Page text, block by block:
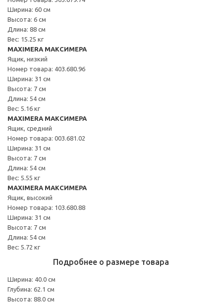
Ширина: 60 см
Высота: 6 см
Длина: 88 см
Вес: 15.25 кг
MAXIMERA МАКСИМЕРА
Ящик, низкий
Номер товара: 403.680.96
Ширина: 31 см
Высота: 7 см
Длина: 54 см
Вес: 5.16 кг
MAXIMERA МАКСИМЕРА
Ящик, средний
Номер товара: 003.681.02
Ширина: 31 см
Высота: 7 см
Длина: 54 см
Вес: 5.55 кг
MAXIMERA МАКСИМЕРА
Ящик, высокий
Номер товара: 103.680.88
Ширина: 31 см
Высота: 7 см
Длина: 54 см
Вес: 5.72 кг
Подробнее о размере товара
Ширина: 40.0 см
Глубина: 62.1 см
Высота: 88.0 см